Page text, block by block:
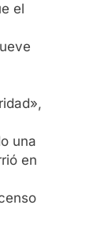
el
una
en